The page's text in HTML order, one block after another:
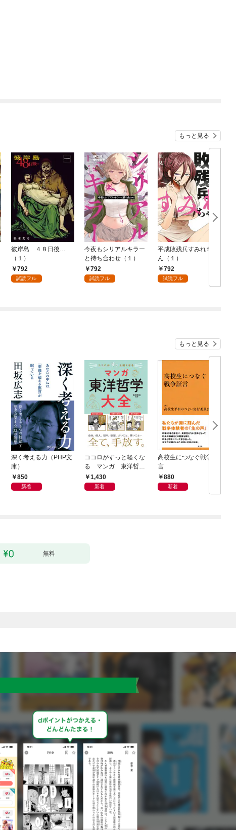
もっと見る
彼岸島 ４８日後…
（１）
792
試読フル
今夜もシリアルキラー
と待ち合わせ（１）
792
試読フル
平成敗残兵すみれちゃ
ん（１）
792
試読フル
もっと見る
深く考える力（PHP文
庫）
850
新着
ココロがすっと軽くな
る マンガ 東洋哲学
大全1,430
新着
高校生につなぐ戦争証
言
880
新着
無料